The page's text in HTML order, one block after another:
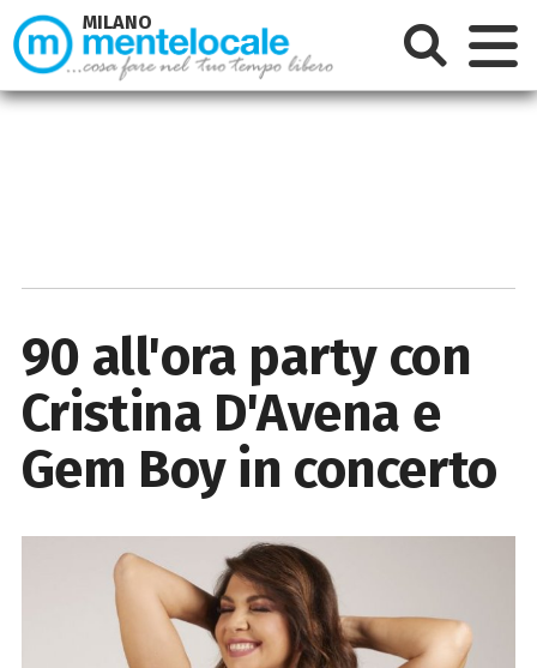
90 all'ora party con
Cristina D'Avena e
Gem Boy in concerto
MILANO